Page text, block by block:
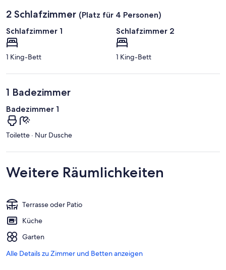
2 Schlafzimmer (Platz für 4 Personen)
Schlafzimmer 1
1 King-Bett
Schlafzimmer 2
1 King-Bett
1 Badezimmer
Badezimmer 1
Toilette · Nur Dusche
Weitere Räumlichkeiten
Terrasse oder Patio
Küche
Garten
Alle Details zu Zimmer und Betten anzeigen